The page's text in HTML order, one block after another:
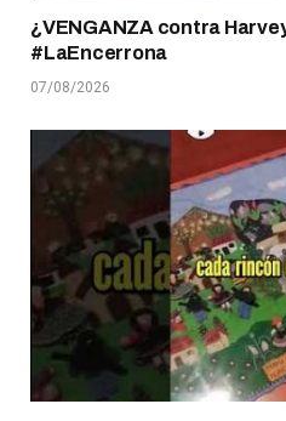
¿VENGANZA contra
#LaEncerrona
07/08/2026